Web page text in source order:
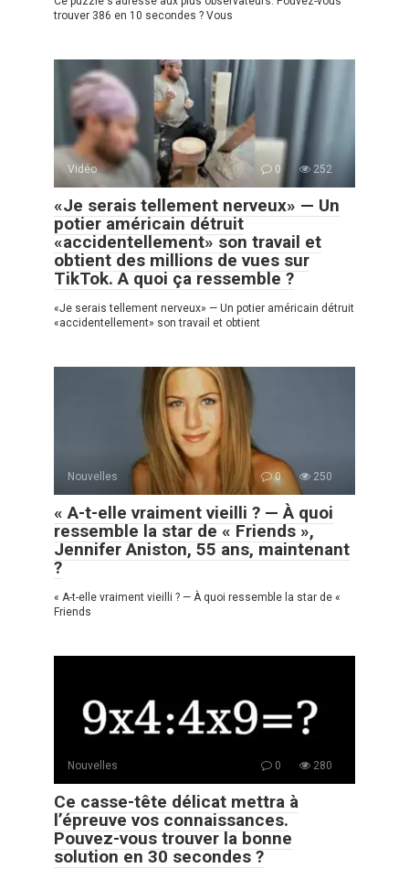
trouver 386 en 10 secondes ? Vous
Vidéo 0 252
«Je serais tellement nerveux» — Un
potier américain détruit
«accidentellement» son travail et
obtient des millions de vues sur
TikTok. A quoi ça ressemble ?
«Je serais tellement nerveux» — Un potier américain détruit
«accidentellement» son travail et obtient
Nouvelles 0 250
« A-t-elle vraiment vieilli ? — À quoi
ressemble la star de « Friends »,
Jennifer Aniston, 55 ans, maintenant
?
« A-t-elle vraiment vieilli ? — À quoi ressemble la star de «
Friends
Nouvelles 0 280
Ce casse-tête délicat mettra à
l’épreuve vos connaissances.
Pouvez-vous trouver la bonne
solution en 30 secondes ?